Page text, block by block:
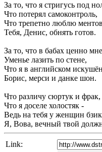
За то, что я стригусь под
Что потерял самоконтроль,
Что трепетно люблю
Тебя, Денис, обнять готов.
За то, что в бабах ценно мне
Уменье лазить по стене,
Что я в английском
Борис, мерси и данке шон.
Что различу сюртук и фрак,
Что я доселе холостяк -
Ведь на тебя у женщин
Я, Вова, вечный твой
Link: